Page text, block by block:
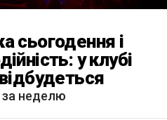
сьогодення і
у клубі
«ГОМІН»
неделю